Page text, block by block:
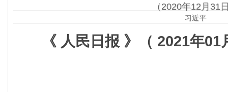
（2020年12月31
习近平
《 人民日报 》（ 2021年